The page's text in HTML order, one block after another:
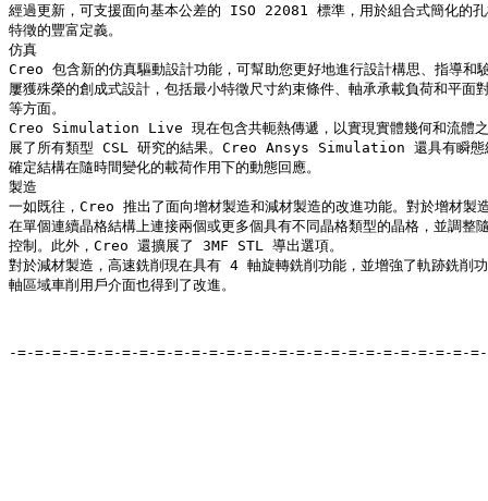
經過更新，可支援面向基本公差的 ISO 22081 標準，用於組合式簡化的
特徵的豐富定義。
仿真
Creo 包含新的仿真驅動設計功能，可幫助您更好地進行設計構思、指導
屢獲殊榮的創成式設計，包括最小特徵尺寸約束條件、軸承承載負荷和平面
等方面。
Creo Simulation Live 現在包含共軛熱傳遞，以實現實體幾何和流體之
展了所有類型 CSL 研究的結果。Creo Ansys Simulation 還具有瞬態
確定結構在隨時間變化的載荷作用下的動態回應。
製造
一如既往，Creo 推出了面向增材製造和減材製造的改進功能。對於增材製
在單個連續晶格結構上連接兩個或更多個具有不同晶格類型的晶格，並調整
控制。此外，Creo 還擴展了 3MF STL 導出選項。
對於減材製造，高速銑削現在具有 4 軸旋轉銑削功能，並增強了軌跡銑削
軸區域車削用戶介面也得到了改進。
-=-=-=-=-=-=-=-=-=-=-=-=-=-=-=-=-=-=-=-=-=-=-=-=-=-=-